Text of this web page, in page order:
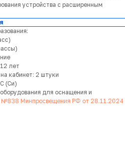
устройства с расширенным
лет
кабинет: 2 штуки
C (Cи)
для оснащения и
№838 Минпросвещения РФ от 28.11.2024